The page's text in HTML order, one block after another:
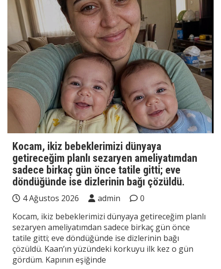
Kocam, ikiz bebeklerimizi dünyaya
getireceğim planlı sezaryen ameliyatımdan
sadece birkaç gün önce tatile gitti; eve
döndüğünde ise dizlerinin bağı çözüldü.
4 Ağustos 2026 admin
0
Kocam, ikiz bebeklerimizi dünyaya getireceğim planlı
sezaryen ameliyatımdan sadece birkaç gün önce
tatile gitti; eve döndüğünde ise dizlerinin bağı
çözüldü. Kaan’ın yüzündeki korkuyu ilk kez o gün
gördüm. Kapının eşiğinde